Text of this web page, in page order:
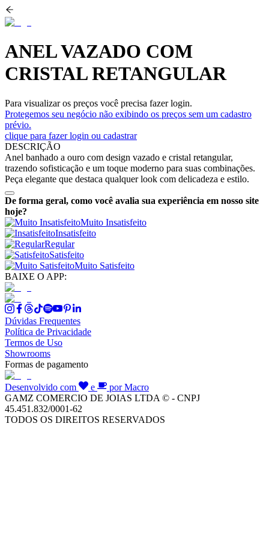
ANEL VAZADO COM
CRISTAL RETANGULAR
Para visualizar os preços você precisa fazer login.
Protegemos seu negócio não exibindo os preços sem um cadastro
prévio.
clique para fazer login ou cadastrar
DESCRIÇÃO
Anel banhado a ouro com design vazado e cristal retangular,
trazendo sofisticação e um toque moderno para suas combinações.
Peça elegante que destaca qualquer look com delicadeza e estilo.
De forma geral, como você avalia sua experiência em nosso site
hoje?
Muito Insatisfeito
Insatisfeito
Regular
Satisfeito
Muito Satisfeito
BAIXE O APP:
Dúvidas Frequentes
Política de Privacidade
Termos de Uso
Showrooms
Formas de pagamento
Desenvolvido com e
por Macro
GAMZ COMERCIO DE JOIAS LTDA © - CNPJ
45.451.832/0001-62
TODOS OS DIREITOS RESERVADOS